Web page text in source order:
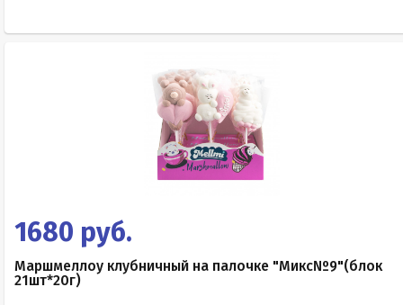
1680 руб.
Маршмеллоу клубничный на палочке "Микс№9"(блок
21шт*20г)